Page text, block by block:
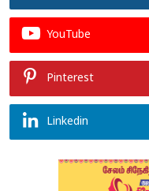
YouTube
Pinterest
Linkedin